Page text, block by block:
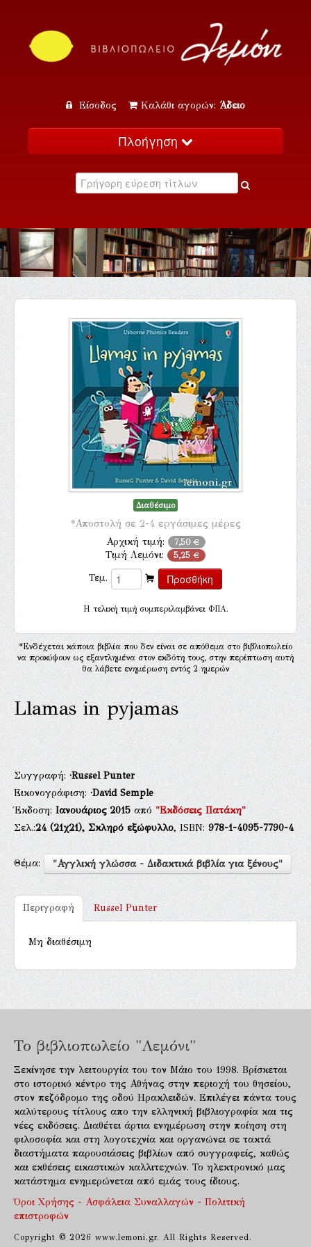
Είσοδος Καλάθι αγορών: Άδειο
Πλοήγηση
Κατάλογος
Εκδηλώσεις
Επικοινωνία
Διαθέσιμο
*Αποστολή σε 2-4 εργάσιμες μέρες
Αρχική τιμή: 7,50 €
Τιμή Λεμόνι: 5,25 €
Τεμ.
H τελική τιμή συμπεριλαμβάνει ΦΠΑ.
*Ενδέχεται κάποια βιβλία που δεν είναι σε απόθεμα στο βιβλιοπωλείο
να προκύψουν ως εξαντλημένα στον εκδότη τους, στην περίπτωση αυτή
θα λάβετε ενημέρωση εντός 2 ημερών
Llamas in pyjamas
Συγγραφή:·Russel Punter
Εικονογράφιση:·David Semple
Έκδοση:Ιανουάριος 2015από"Εκδόσεις Πατάκη"
Σελ.:24(21χ21), Σκληρό εξώφυλλο, ISBN:978-1-4095-7790-4
Θέμα: "Αγγλική γλώσσα - Διδακτικά βιβλία για ξένους"
Περιγραφή Russel Punter
Μη διαθέσιμη
Το βιβλιοπωλείο "Λεμόνι"
Ξεκίνησε την λειτουργία του τον Μάιο του 1998. Βρίσκεται
στο ιστορικό κέντρο της Αθήνας στην περιοχή του θησείου,
στον πεζόδρομο της οδού Ηρακλειδών. Επιλέγει πάντα τους
καλύτερους τίτλους απο την ελληνική βιβλιογραφία και τις
νέες εκδόσεις. Διαθέτει άρτια ενημέρωση στην ποίηση στη
φιλοσοφία και στη λογοτεχνία και οργανώνει σε τακτά
διαστήματα παρουσιάσεις βιβλίων από συγγραφείς, καθώς
και εκθέσεις εικαστικών καλλιτεχνών. Το ηλεκτρονικό μας
κατάστημα ενημερώνεται από εμάς τους ίδιους.
Όροι Χρήσης - Ασφάλεια Συναλλαγών - Πολιτική
επιστροφών
Copyright © 2026 www.lemoni.gr. All Rights Reserved.